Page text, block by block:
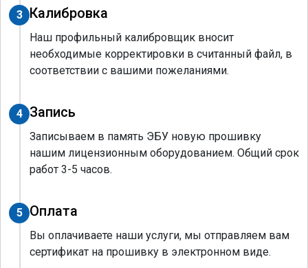
3 Калибровка
Наш профильный калибровщик вносит
необходимые корректировки в считанный файл, в
соответствии с вашими пожеланиями.
4 Запись
Записываем в память ЭБУ новую прошивку
нашим лицензионным оборудованием. Общий срок
работ 3-5 часов.
5 Оплата
Вы оплачиваете наши услуги, мы отправляем вам
сертификат на прошивку в электронном виде.